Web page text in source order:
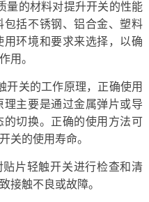
量的材料对提升开关的性能
括不锈钢、铝合金、塑料
环境和要求来选择，以确
用。
开关的工作原理，正确使用
主要是通过金属弹片或导
的切换。正确的使用方法可
关的使用寿命。
贴片轻触开关进行检查和清
接触不良或故障。